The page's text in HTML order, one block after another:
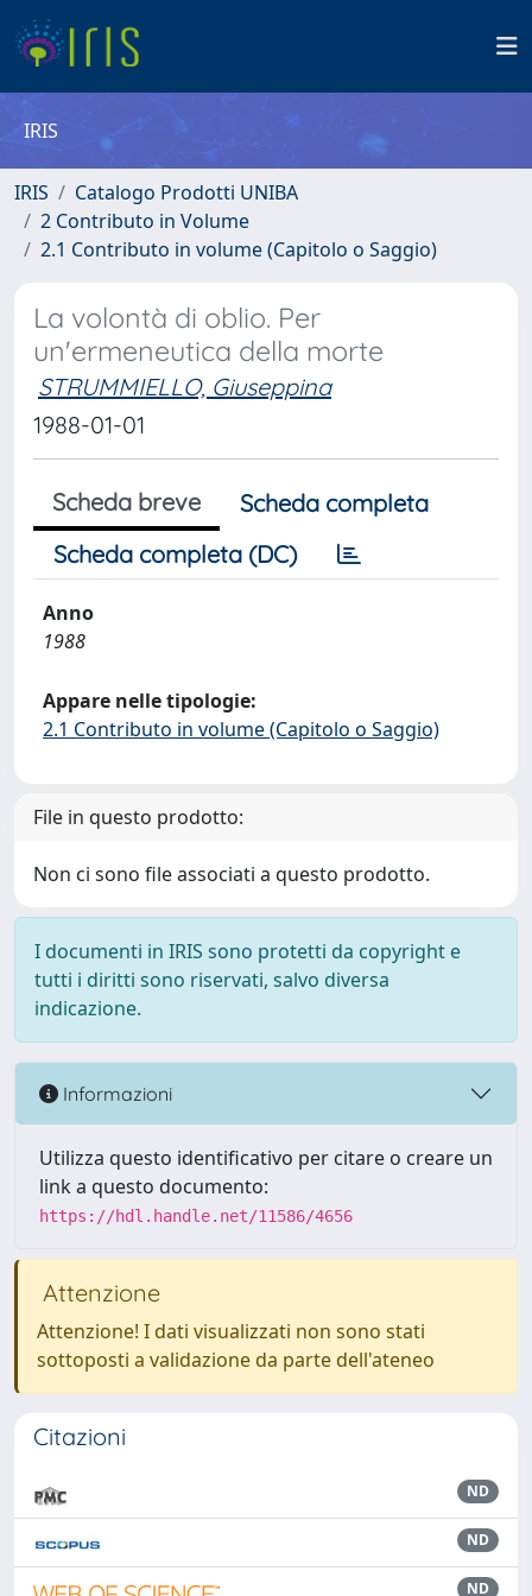
IRIS
IRIS
Catalogo Prodotti UNIBA
2 Contributo in Volume
2.1 Contributo in volume (Capitolo o Saggio)
La volontà di oblio. Per
un'ermeneutica della morte
STRUMMIELLO, Giuseppina
1988-01-01
Scheda breve
Scheda completa
Scheda completa (DC)
Anno
1988
Appare nelle tipologie:
2.1 Contributo in volume (Capitolo o Saggio)
File in questo prodotto:
Non ci sono file associati a questo prodotto.
I documenti in IRIS sono protetti da copyright e
tutti i diritti sono riservati, salvo diversa
indicazione.
Informazioni
Utilizza questo identificativo per citare o creare un
link a questo documento:
https://hdl.handle.net/11586/4656
Attenzione
Attenzione! I dati visualizzati non sono stati
sottoposti a validazione da parte dell'ateneo
Citazioni
ND
ND
ND